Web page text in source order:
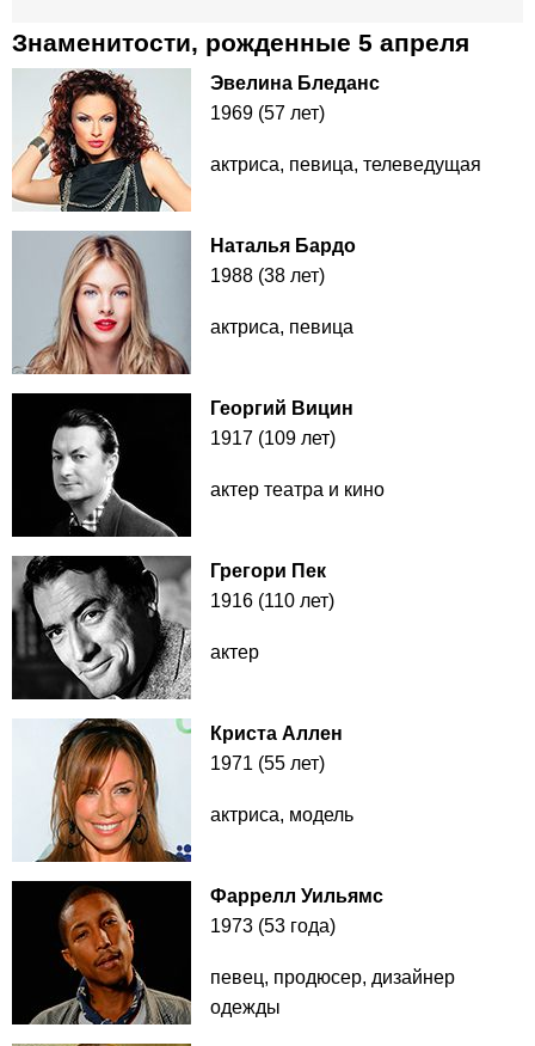
Знаменитости, рожденные 5 апреля
Эвелина Бледанс
1969 (57 лет)
актриса, певица, телеведущая
Наталья Бардо
1988 (38 лет)
актриса, певица
Георгий Вицин
1917 (109 лет)
актер театра и кино
Грегори Пек
1916 (110 лет)
актер
Криста Аллен
1971 (55 лет)
актриса, модель
Фаррелл Уильямс
1973 (53 года)
певец, продюсер, дизайнер
одежды